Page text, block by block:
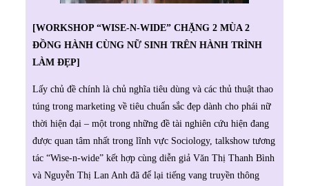
[WORKSHOP “WISE-N-WIDE” CHẶNG 2 MÙA 2
ĐỒNG HÀNH CÙNG NỮ SINH TRÊN HÀNH TRÌNH
LÀM ĐẸP]
Lấy chủ đề chính là chủ nghĩa tiêu dùng và các thủ thuật thao
túng trong marketing về tiêu chuẩn sắc đẹp dành cho phái nữ
thời hiện đại – một trong những đề tài nghiên cứu hiện đang
được quan tâm nhất trong lĩnh vực Sociology, talkshow tương
tác “Wise-n-wide” kết hợp cùng diễn giả Văn Thị Thanh Bình
và Nguyễn Thị Lan Anh đã để lại tiếng vang truyền thông